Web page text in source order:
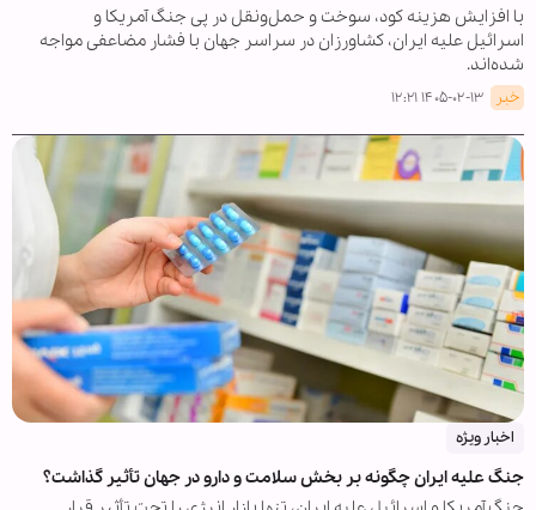
با افزایش هزینه کود، سوخت و حمل‌ونقل در پی جنگ آمریکا و
اسرائیل علیه ایران، کشاورزان در سراسر جهان با فشار مضاعفی مواجه
شده‌اند.
خبر ۱۴۰۵-۰۲-۱۳ ۱۲:۲۱
اخبار ویژه
جنگ علیه ایران چگونه بر بخش سلامت و دارو در جهان تأثیر گذاشت؟